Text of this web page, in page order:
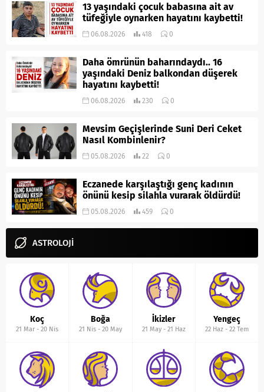
13 yaşındaki çocuk babasına ait av
tüfeğiyle oynarken hayatını kaybetti!
06.08.2026 418 0
Daha ömrünün baharındaydı.. 16
yaşındaki Deniz balkondan düşerek
hayatını kaybetti!
06.08.2026 230 0
Mevsim Geçişlerinde Suni Deri Ceket
Nasıl Kombinlenir?
05.08.2026 22 0
Eczanede karşılaştığı genç kadının
önünü kesip silahla vurarak öldürdü!
05.08.2026 459 0
ASTROLOJİ
Koç
21 Mar -20 Nis
Boğa
21 Nis- 20 May
İkizler
21 May- 21 Haz
Yengeç
22 Haz- 22 Tem